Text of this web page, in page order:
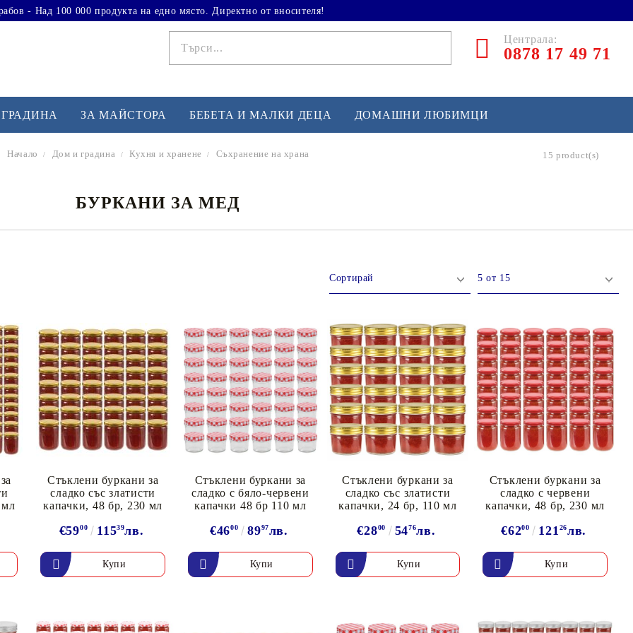
- Над 100 000 продукта на едно място. Директно от вносителя!
Централа:
0878 17 49 71
Подложки за фитнес уреди
Лостове за набиране
Силови кули
Йога и пилатес
Хокей и лакрос
Волейбол
ЗА МАЙСТОРА БЕБЕТА И МАЛКИ ДЕЦА ДОМАШНИ ЛЮБИМЦИ
Начало Дом и градина Кухня и хранене Съхранение на храна 15 product(s)
БУРКАНИ ЗА МЕД
мл
Стъклени буркани за
сладко със златисти
капачки, 48 бр, 230 мл
€5900 11539лв.
Стъклени буркани за
сладко с бяло-червени
капачки 48 бр 110 мл
€4600 8997лв.
Стъклени буркани за
сладко със златисти
капачки, 24 бр, 110 мл
€2800 5476лв.
Стъклени буркани за
сладко с червени
капачки, 48 бр, 230 мл
€6200 12126лв.